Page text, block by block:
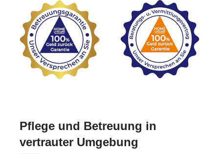
Pflege und Betreuung in
vertrauter Umgebung